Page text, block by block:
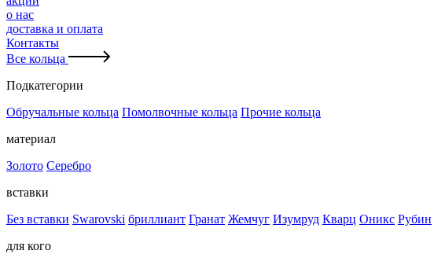
о нас
доставка и оплата
Контакты
Все кольца
Подкатегории
Обручальные кольца Помолвочные кольца Прочие кольца
материал
Золото Серебро
вставки
Без вставки Swarovski бриллиант Гранат Жемчуг Изумруд Кварц Оникс Рубин
для кого